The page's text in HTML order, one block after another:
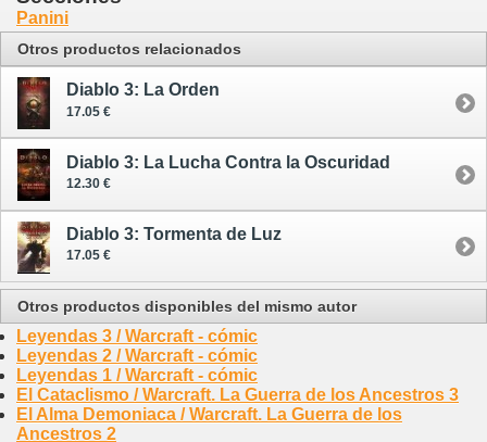
Panini
Otros productos relacionados
Diablo 3: La Orden
17.05 €
Diablo 3: La Lucha Contra la Oscuridad
12.30 €
Diablo 3: Tormenta de Luz
17.05 €
Otros productos disponibles del mismo autor
Leyendas 3 / Warcraft - cómic
Leyendas 2 / Warcraft - cómic
Leyendas 1 / Warcraft - cómic
El Cataclismo / Warcraft. La Guerra de los Ancestros 3
El Alma Demoniaca / Warcraft. La Guerra de los
Ancestros 2